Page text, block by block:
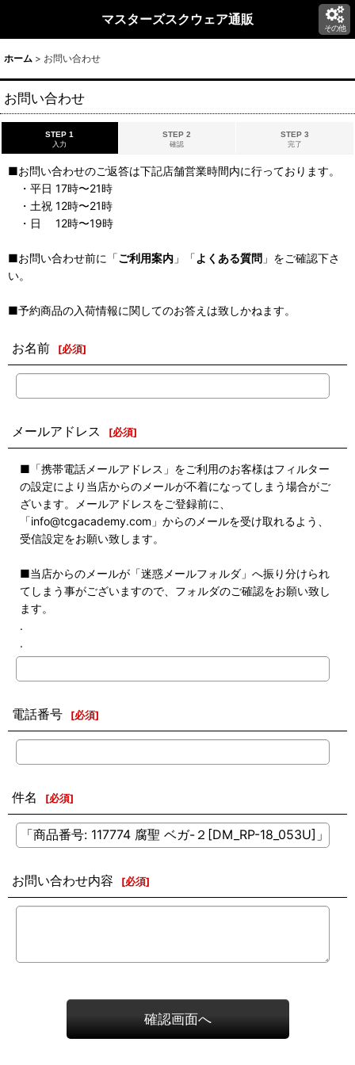
マスターズスクウェア通販
その他
ホーム > お問い合わせ
お問い合わせ
STEP 1
入力
STEP 2
確認
STEP 3
完了
■お問い合わせのご返答は下記店舗営業時間内に行っております。
・平日 17時〜21時
・土祝 12時〜21時
・日 12時〜19時
■お問い合わせ前に「ご利用案内 」「よくある質問 」をご確認下さ
い。
■予約商品の入荷情報に関してのお答えは致しかねます。
お名前 [必須]
メールアドレス [必須]
■「携帯電話メールアドレス」をご利用のお客様はフィルター
の設定により当店からのメールが不着になってしまう場合がご
ざいます。メールアドレスをご登録前に、
「info@tcgacademy.com」からのメールを受け取れるよう、
受信設定をお願い致します。
■当店からのメールが「迷惑メールフォルダ」へ振り分けられ
てしまう事がございますので、フォルダのご確認をお願い致し
ます。
.
.
電話番号 [必須]
件名 [必須]
お問い合わせ内容 [必須]
確認画面へ